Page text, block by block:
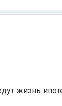
жизнь